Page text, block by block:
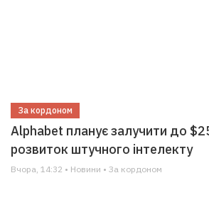
За кордоном
Alphabet планує залучити до
розвиток штучного інтелекту
Вчора, 14:32 • Новини • За кордоном